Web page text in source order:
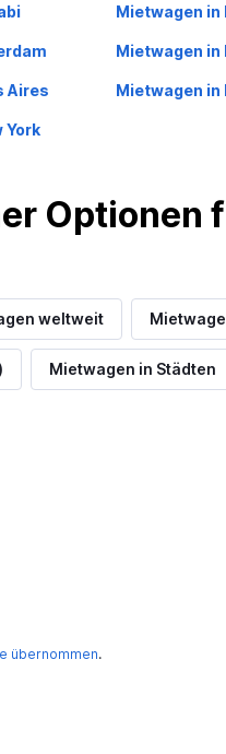
Mietwagen in
Mietwagen in
Aires Mietwagen in
York
Optionen
weltweit
Mietwagen in Städten
übernommen.